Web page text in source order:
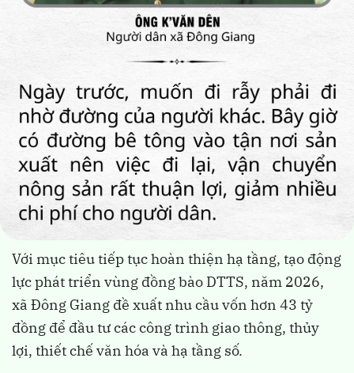
Với mục tiêu tiếp tục hoàn thiện hạ tầng, tạo động
lực phát triển vùng đồng bào DTTS, năm 2026,
xã Đông Giang đề xuất nhu cầu vốn hơn 43 tỷ
đồng để đầu tư các công trình giao thông, thủy
lợi, thiết chế văn hóa và hạ tầng số.